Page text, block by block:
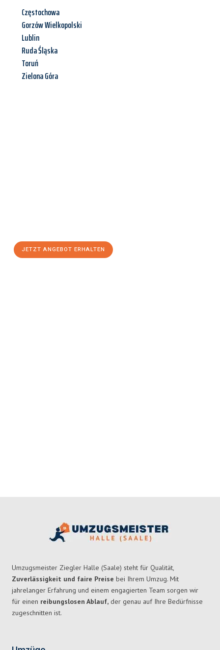
Częstochowa
Gorzów Wielkopolski
Lublin
Ruda Śląska
Toruń
Zielona Góra
JETZT ANGEBOT ERHALTEN
Umzugsmeister Ziegler Halle (Saale) steht für Qualität,
Zuverlässigkeit und faire Preise bei Ihrem Umzug. Mit
jahrelanger Erfahrung und einem engagierten Team sorgen wir
für einen reibungslosen Ablauf, der genau auf Ihre Bedürfnisse
zugeschnitten ist.